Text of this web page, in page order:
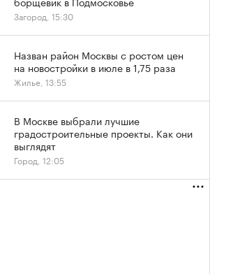
Загород, 15:30
Назван район Москвы с ростом цен
на новостройки в июле в 1,75 раза
Жилье, 13:55
В Москве выбрали лучшие
градостроительные проекты. Как они
выглядят
Город, 12:05